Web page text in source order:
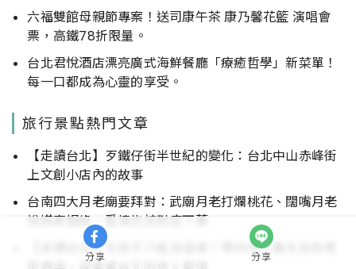
六福雙館母親節專案！送司康午茶 康乃馨花籃 演唱會
票，高鐵78折限量。
台北君悅酒店漂亮廣式海鮮餐廳「療癒哲學」新菜單！
每一口都成為心靈的享受。
旅行景點熱門文章
【走讀台北】歹鐵仔街半世紀的變化：台北中山赤峰街
上文創小店內的故事
台南四大月老廟要拜對：武廟月老打爛桃花、闊嘴月老
說媒牽姻緣，愛情也該對症下藥
【走讀台北】北投不只能泡溫泉！帶你走入舊北投的老
分享 分享